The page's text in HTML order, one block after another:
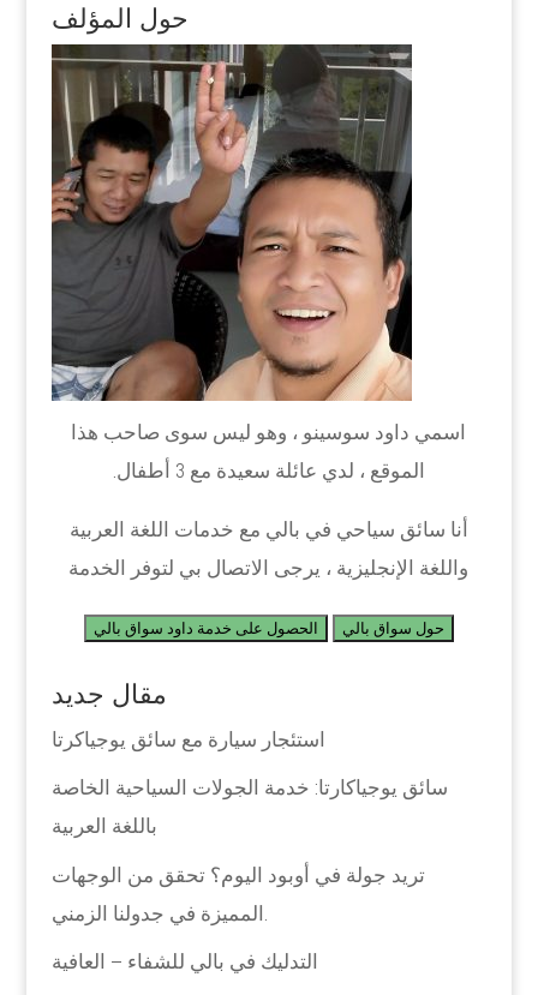
حول المؤلف
اسمي داود سوسينو ، وهو ليس سوى صاحب هذا
الموقع ، لدي عائلة سعيدة مع 3 أطفال.
أنا سائق سياحي في بالي مع خدمات اللغة العربية
واللغة الإنجليزية ، يرجى الاتصال بي لتوفر الخدمة
الحصول على خدمة داود سواق بالي حول سواق بالي
مقال جديد
استئجار سيارة مع سائق يوجياكرتا
سائق يوجياكارتا: خدمة الجولات السياحية الخاصة
باللغة العربية
تريد جولة في أوبود اليوم؟ تحقق من الوجهات
المميزة في جدولنا الزمني.
التدليك في بالي للشفاء – العافية